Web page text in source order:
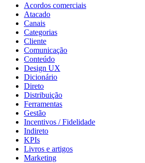
Acordos comerciais
Atacado
Canais
Categorias
Cliente
Comunicação
Conteúdo
Design UX
Dicionário
Direto
Distribuição
Ferramentas
Gestão
Incentivos / Fidelidade
Indireto
KPIs
Livros e artigos
Marketing